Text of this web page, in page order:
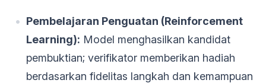
Pembelajaran Penguatan (Reinforcement
Learning): Model menghasilkan kandidat
pembuktian; verifikator memberikan hadiah
berdasarkan fidelitas langkah dan kemampuan